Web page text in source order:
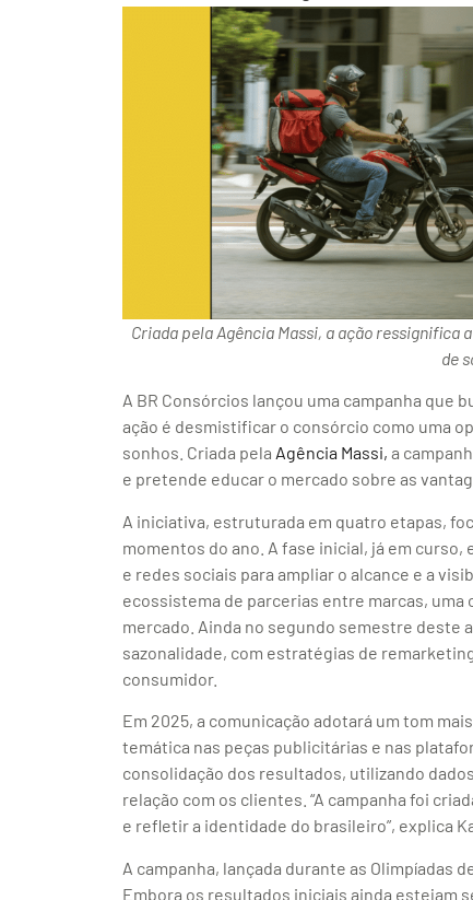
Criada pela Agência Massi, a ação
de
A BR Consórcios lançou uma campanha que
ação é desmistificar o consórcio como uma
sonhos. Criada pela Agência Massi, a
e pretende educar o mercado sobre as
A iniciativa, estruturada em quatro etapas,
momentos do ano. A fase inicial, já em
e redes sociais para ampliar o alcance e a
ecossistema de parcerias entre marcas,
mercado. Ainda no segundo semestre deste
sazonalidade, com estratégias de
consumidor.
Em 2025, a comunicação adotará um tom
temática nas peças publicitárias e nas
consolidação dos resultados, utilizando
relação com os clientes. “A campanha foi
e refletir a identidade do brasileiro”, explica
A campanha, lançada durante as Olimpíadas
Embora os resultados iniciais ainda estejam